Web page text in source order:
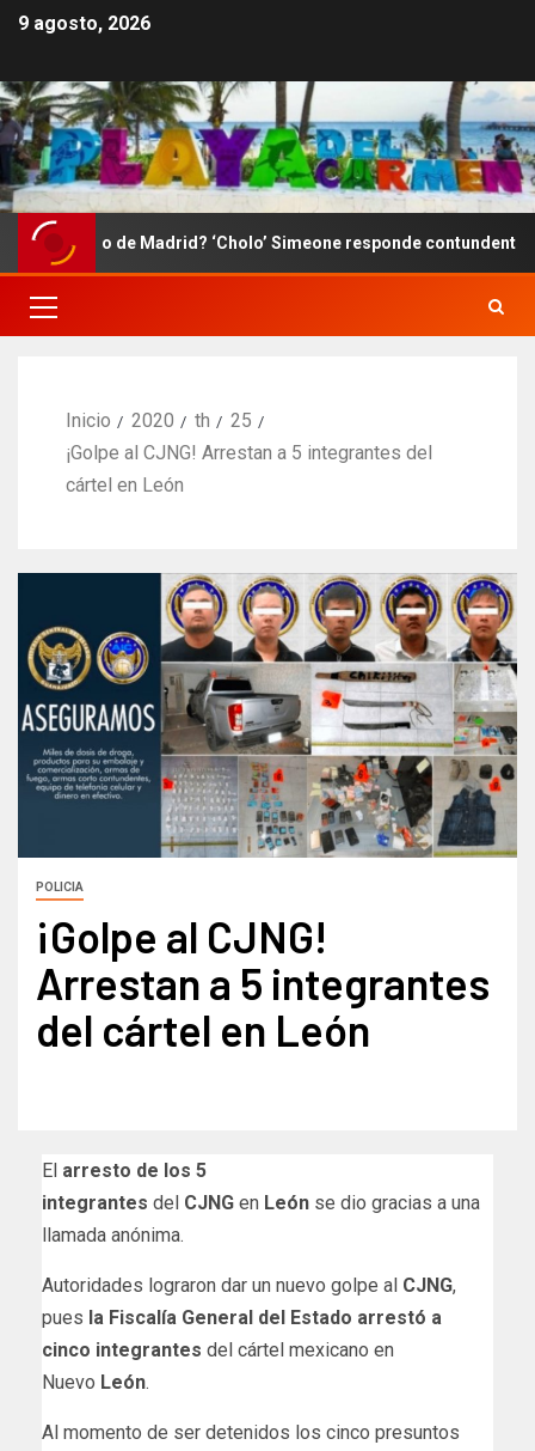
9 agosto, 2026
de Madrid? ‘Cholo’ Simeone responde contundente sobre el
Inicio 2020 th
25
¡Golpe al CJNG! Arrestan a 5 integrantes del
cártel en León
POLICIA
¡Golpe al CJNG!
Arrestan a 5 integrantes
del cártel en León
El arresto de los 5
integrantes del CJNG en León se dio gracias a una
llamada anónima.
Autoridades lograron dar un nuevo golpe al CJNG,
pues la Fiscalía General del Estado arrestó a
cinco integrantes del cártel mexicano en
Nuevo León.
Al momento de ser detenidos los cinco presuntos